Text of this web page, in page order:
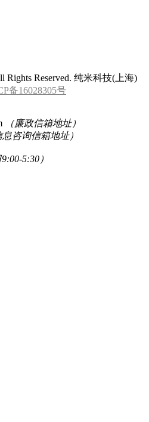
Rights Reserved. 纯米科技(上海)
备16028305号
（廉政信箱地址）
息咨询信箱地址）
5:30）